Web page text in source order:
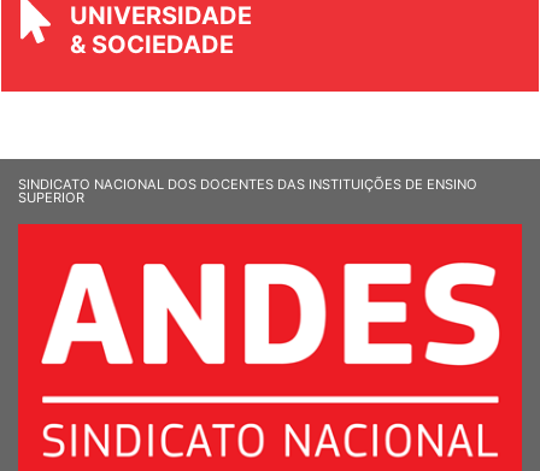
UNIVERSIDADE
& SOCIEDADE
SINDICATO NACIONAL DOS DOCENTES DAS INSTITUIÇÕES DE ENSINO
SUPERIOR